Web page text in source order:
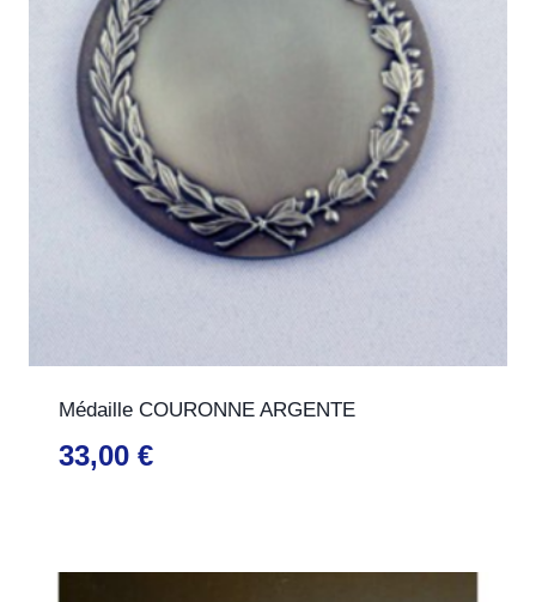
Médaille COURONNE ARGENTE
33,00 €